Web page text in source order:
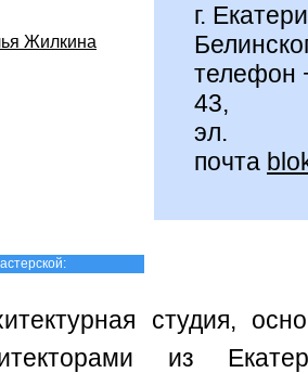
Жилкина
г.
телефон
43,
эл.
почта
студия,
из